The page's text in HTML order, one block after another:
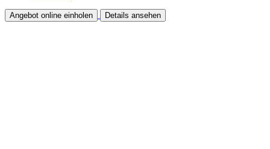
Angebot online einholen Details ansehen